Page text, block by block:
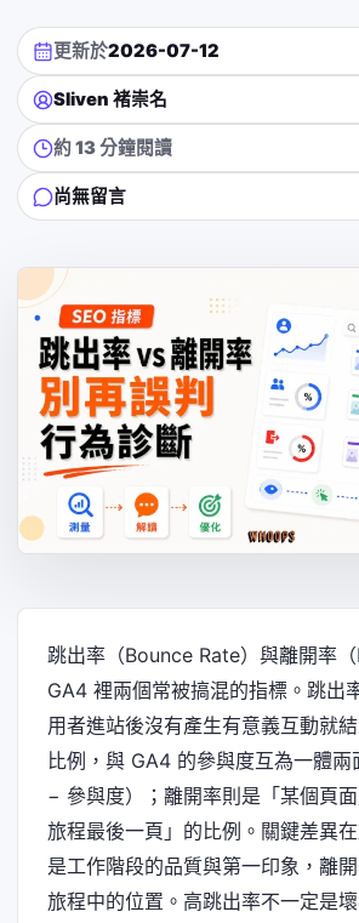
更新於2026-07-12
Sliven 褚崇名
約 13 分鐘閱讀
尚無留言
跳出率（Bounce Rate）與離開率
GA4 裡兩個常被搞混的指標。跳出
用者進站後沒有產生有意義互動就
比例，與 GA4 的參與度互為一體兩
− 參與度）；離開率則是「某個頁
旅程最後一頁」的比例。關鍵差異
是工作階段的品質與第一印象，離
旅程中的位置。高跳出率不一定是